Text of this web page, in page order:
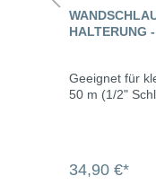
HALTERUNG
Geeignet für
50 m (1/2"
34,90 €*